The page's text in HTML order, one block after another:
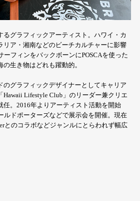
るグラフィックアーティスト。ハワイ・カ
リア・湘南などのビーチカルチャーに影響
ーフィンをバックボーンにPOSCAを使った
生き物はどれも躍動的。
のグラフィックデザイナーとしてキャリア
Hawaii Lifestyle Club」のリーダー兼クリエ
任。2016年よりアーティスト活動を開始
ルドポーターズなどで展示会を開催。現在
とのコラボなどジャンルにとらわれず幅広